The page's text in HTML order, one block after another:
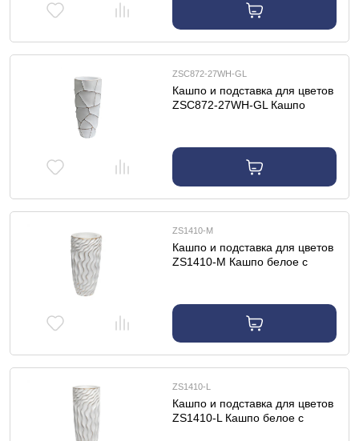
ZSC872-27WH-GL
Кашпо и подставка для цветов
ZSC872-27WH-GL Кашпо
ZS1410-M
Кашпо и подставка для цветов
ZS1410-M Кашпо белое с
ZS1410-L
Кашпо и подставка для цветов
ZS1410-L Кашпо белое с